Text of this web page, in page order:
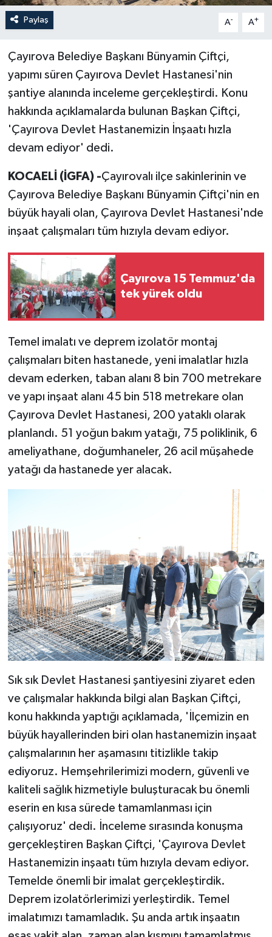
Paylaş A- A+
Çayırova Belediye Başkanı Bünyamin Çiftçi,
yapımı süren Çayırova Devlet Hastanesi'nin
şantiye alanında inceleme gerçekleştirdi. Konu
hakkında açıklamalarda bulunan Başkan Çiftçi,
'Çayırova Devlet Hastanemizin İnşaatı hızla
devam ediyor' dedi.
KOCAELİ (İGFA) -Çayırovalı ilçe sakinlerinin ve
Çayırova Belediye Başkanı Bünyamin Çiftçi'nin en
büyük hayali olan, Çayırova Devlet Hastanesi'nde
inşaat çalışmaları tüm hızıyla devam ediyor.
Çayırova 15 Temmuz'da
tek yürek oldu
Temel imalatı ve deprem izolatör montaj
çalışmaları biten hastanede, yeni imalatlar hızla
devam ederken, taban alanı 8 bin 700 metrekare
ve yapı inşaat alanı 45 bin 518 metrekare olan
Çayırova Devlet Hastanesi, 200 yataklı olarak
planlandı. 51 yoğun bakım yatağı, 75 poliklinik, 6
ameliyathane, doğumhaneler, 26 acil müşahede
yatağı da hastanede yer alacak.
Sık sık Devlet Hastanesi şantiyesini ziyaret eden
ve çalışmalar hakkında bilgi alan Başkan Çiftçi,
konu hakkında yaptığı açıklamada, 'İlçemizin en
büyük hayallerinden biri olan hastanemizin inşaat
çalışmalarının her aşamasını titizlikle takip
ediyoruz. Hemşehrilerimizi modern, güvenli ve
kaliteli sağlık hizmetiyle buluşturacak bu önemli
eserin en kısa sürede tamamlanması için
çalışıyoruz' dedi. İnceleme sırasında konuşma
gerçekleştiren Başkan Çiftçi, 'Çayırova Devlet
Hastanemizin inşaatı tüm hızıyla devam ediyor.
Temelde önemli bir imalat gerçekleştirdik.
Deprem izolatörlerimizi yerleştirdik. Temel
imalatımızı tamamladık. Şu anda artık inşaatın